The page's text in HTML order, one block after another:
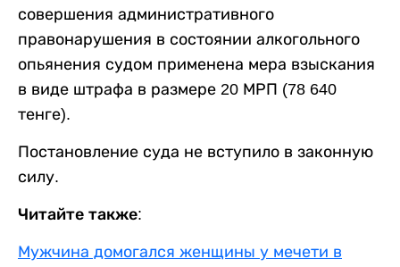
совершения административного
правонарушения в состоянии алкогольного
опьянения судом применена мера взыскания
в виде штрафа в размере 20 МРП (78 640
тенге).
Постановление суда не вступило в законную
силу.
Читайте также:
Мужчина домогался женщины у мечети в